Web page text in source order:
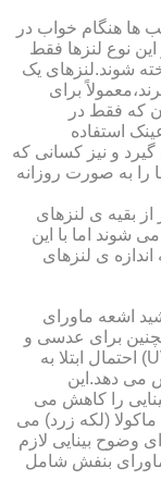
ها هنگام خواب در
نوع لنزها فقط
شوند.لنزهای یک
برای
که فقط در
استفاده
و نیز کسانی که
را به صورت روزانه
از بقیه ی لنزهای
شوند اما با این
ی لنزهای
اشعه ماورای
برای عدسی و
قرنیه چشم مضراست.اشعه ماورای بنفش (UV) احتمال ابتلا به
می دهد.این
را کاهش می
(لکه زرد) می
وضوح بینایی لازم
بنفش شامل